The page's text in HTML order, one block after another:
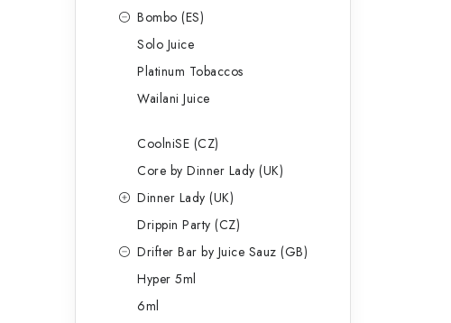
Bombo (ES)
Solo Juice
Platinum Tobaccos
Wailani Juice
CoolniSE (CZ)
Core by Dinner Lady (UK)
Dinner Lady (UK)
Drippin Party (CZ)
Drifter Bar by Juice Sauz (GB)
Hyper 5ml
6ml